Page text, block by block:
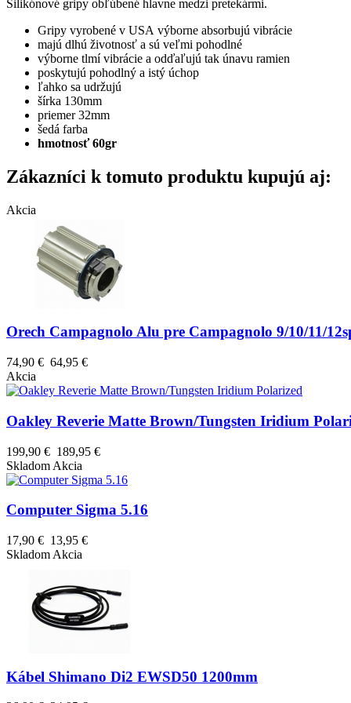
Silikónové gripy obľúbené hlavne medzi pretekármi.
Gripy vyrobené v USA výborne absorbujú vibrácie
majú dlhú životnosť a sú veľmi pohodlné
výborne tlmí vibrácie a odďaľujú tak únavu ramien
poskytujú pohodlný a istý úchop
ľahko sa udržujú
šírka 130mm
priemer 32mm
šedá farba
hmotnosť 60gr
Zákazníci k tomuto produktu kupujú aj:
Akcia
Orech Campagnolo Alu pre Campagnolo 9/10/11/
74,90 € 64,95 €
Akcia
Oakley Reverie Matte Brown/Tungsten Iridium
199,90 € 189,95 €
Skladom Akcia
Computer Sigma 5.16
17,90 € 13,95 €
Skladom Akcia
Kábel Shimano Di2 EWSD50 1200mm